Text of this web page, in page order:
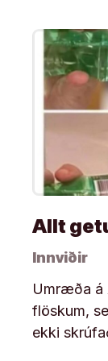
Allt
Innviðir
Umræða á
flöskum,
ekki